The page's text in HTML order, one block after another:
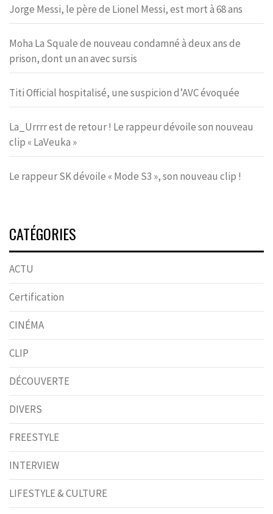
Jorge Messi, le père de Lionel Messi, est mort à 68 ans
Moha La Squale de nouveau condamné à deux ans de
prison, dont un an avec sursis
Titi Official hospitalisé, une suspicion d’AVC évoquée
La_Urrrr est de retour ! Le rappeur dévoile son nouveau
clip « LaVeuka »
Le rappeur SK dévoile « Mode S3 », son nouveau clip !
CATÉGORIES
ACTU
Certification
CINÉMA
CLIP
DÉCOUVERTE
DIVERS
FREESTYLE
INTERVIEW
LIFESTYLE & CULTURE